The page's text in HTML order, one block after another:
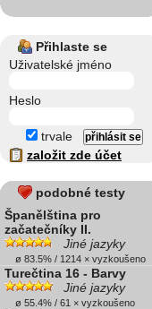
Přihlaste se
Uživatelské jméno
Heslo
trvale
založit zde účet
podobné testy
Španělština pro
začatečníky II.
Jiné jazyky
ø 83.5% / 1214 × vyzkoušeno
Turečtina 16 - Barvy
Jiné jazyky
ø 55.4% / 61 × vyzkoušeno